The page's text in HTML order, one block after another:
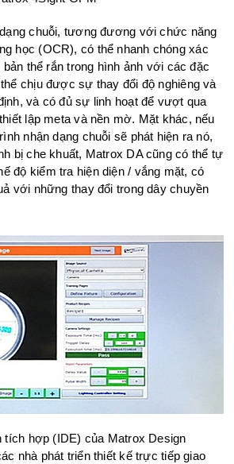
chuỗi, tương đương với chức năng
học (OCR), có thể nhanh chóng xác
thể rắn trong hình ảnh với các đặc
chịu được sự thay đổi độ nghiêng và
và có đủ sự linh hoạt để vượt qua
lập meta và nền mờ. Mặt khác, nếu
nhận dạng chuỗi sẽ phát hiện ra nó,
bị che khuất, Matrox DA cũng có thể tự
độ kiểm tra hiện diện / vắng mặt, có
với những thay đổi trong dây chuyền
tích hợp (IDE) của Matrox Design
nhà phát triển thiết kế trực tiếp giao